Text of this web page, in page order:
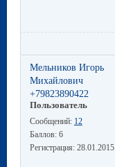
Мельников Игорь
Михайлович
+79823890422
Пользователь
Сообщений: 12
Баллов: 6
Регистрация: 28.01.2015